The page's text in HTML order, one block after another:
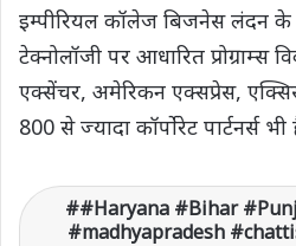
इम्‍पीरियल कॉलेज बिजनेस लंदन
टेक्‍नोलॉजी पर आधारित
एक्‍सेंचर, अमेरिकन एक्‍सप्रेस,
800 से ज्‍यादा कॉर्पोरेट पार्टनर्स भी
#Haryana #Bihar
#madhyapradesh